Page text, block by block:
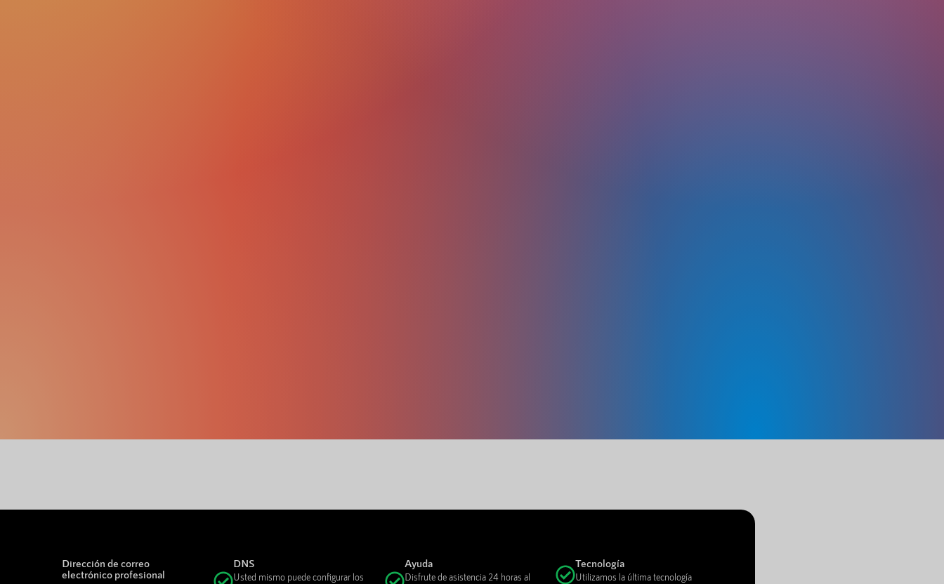
Dirección de correo
electrónico profesional
DNS
Usted mismo puede configurar los
Ayuda
Disfrute de asistencia 24 horas al
Tecnología
Utilizamos la última tecnología